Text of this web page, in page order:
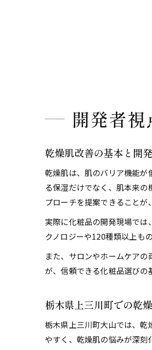
開発者
乾燥肌改善の基本と開
乾燥肌は、肌のバリア機能が
る保湿だけでなく、肌本来
プローチを提案できることが
実際に化粧品の開発現場で
クノロジーや120種類以上も
また、サロンやホームケア
が、信頼できる化粧品選びの
栃木県上三川町での乾
栃木県上三川町大山では、
やすく、乾燥肌の悩みが深刻